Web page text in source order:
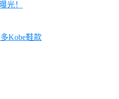
光！
Kobe鞋款